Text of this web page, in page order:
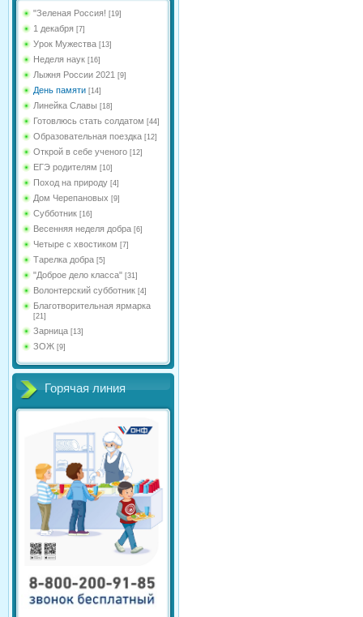
"Зеленая Россия! [19]
1 декабря [7]
Урок Мужества [13]
Неделя наук [16]
Лыжня России 2021 [9]
День памяти [14]
Линейка Славы [18]
Готовлюсь стать солдатом [44]
Образовательная поездка [12]
Открой в себе ученого [12]
ЕГЭ родителям [10]
Поход на природу [4]
Дом Черепановых [9]
Субботник [16]
Весенняя неделя добра [6]
Четыре с хвостиком [7]
Тарелка добра [5]
"Доброе дело класса" [31]
Волонтерский субботник [4]
Благотворительная ярмарка
[21]
Зарница [13]
ЗОЖ [9]
Горячая линия